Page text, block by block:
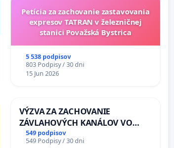
Petícia za zachovanie zastavovania
expresov TATRAN v železničnej
stanici Považská Bystrica
5 538 podpisov
803 Podpisy / 30 dni
15 Jun 2026
VÝZVA ZA ZACHOVANIE
ZÁVLAHOVÝCH KANÁLOV VO
VÝLUČNOM VLASTNÍCTVE A POD
KONTROLOU SLOVENSKEJ
549 podpisov
549 Podpisy / 30 dni